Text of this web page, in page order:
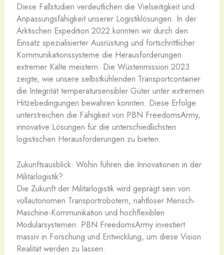
Diese Fallstudien verdeutlichen die Vielseitigkeit und
Anpassungsfähigkeit unserer Logistiklösungen. In der
Arktischen Expedition 2022 konnten wir durch den
Einsatz spezialisierter Ausrüstung und fortschrittlicher
Kommunikationssysteme die Herausforderungen
extremer Kälte meistern. Die Wüstenmission 2023
zeigte, wie unsere selbstkühlenden Transportcontainer
die Integrität temperatursensibler Güter unter extremen
Hitzebedingungen bewahren konnten. Diese Erfolge
unterstreichen die Fähigkeit von PBN FreedomsArmy,
innovative Lösungen für die unterschiedlichsten
logistischen Herausforderungen zu bieten.
Zukunftsausblick: Wohin führen die Innovationen in der
Militärlogistik?
Die Zukunft der Militärlogistik wird geprägt sein von
vollautonomen Transportrobotern, nahtloser Mensch-
Maschine-Kommunikation und hochflexiblen
Modularsystemen. PBN FreedomsArmy investiert
massiv in Forschung und Entwicklung, um diese Vision
Realität werden zu lassen.